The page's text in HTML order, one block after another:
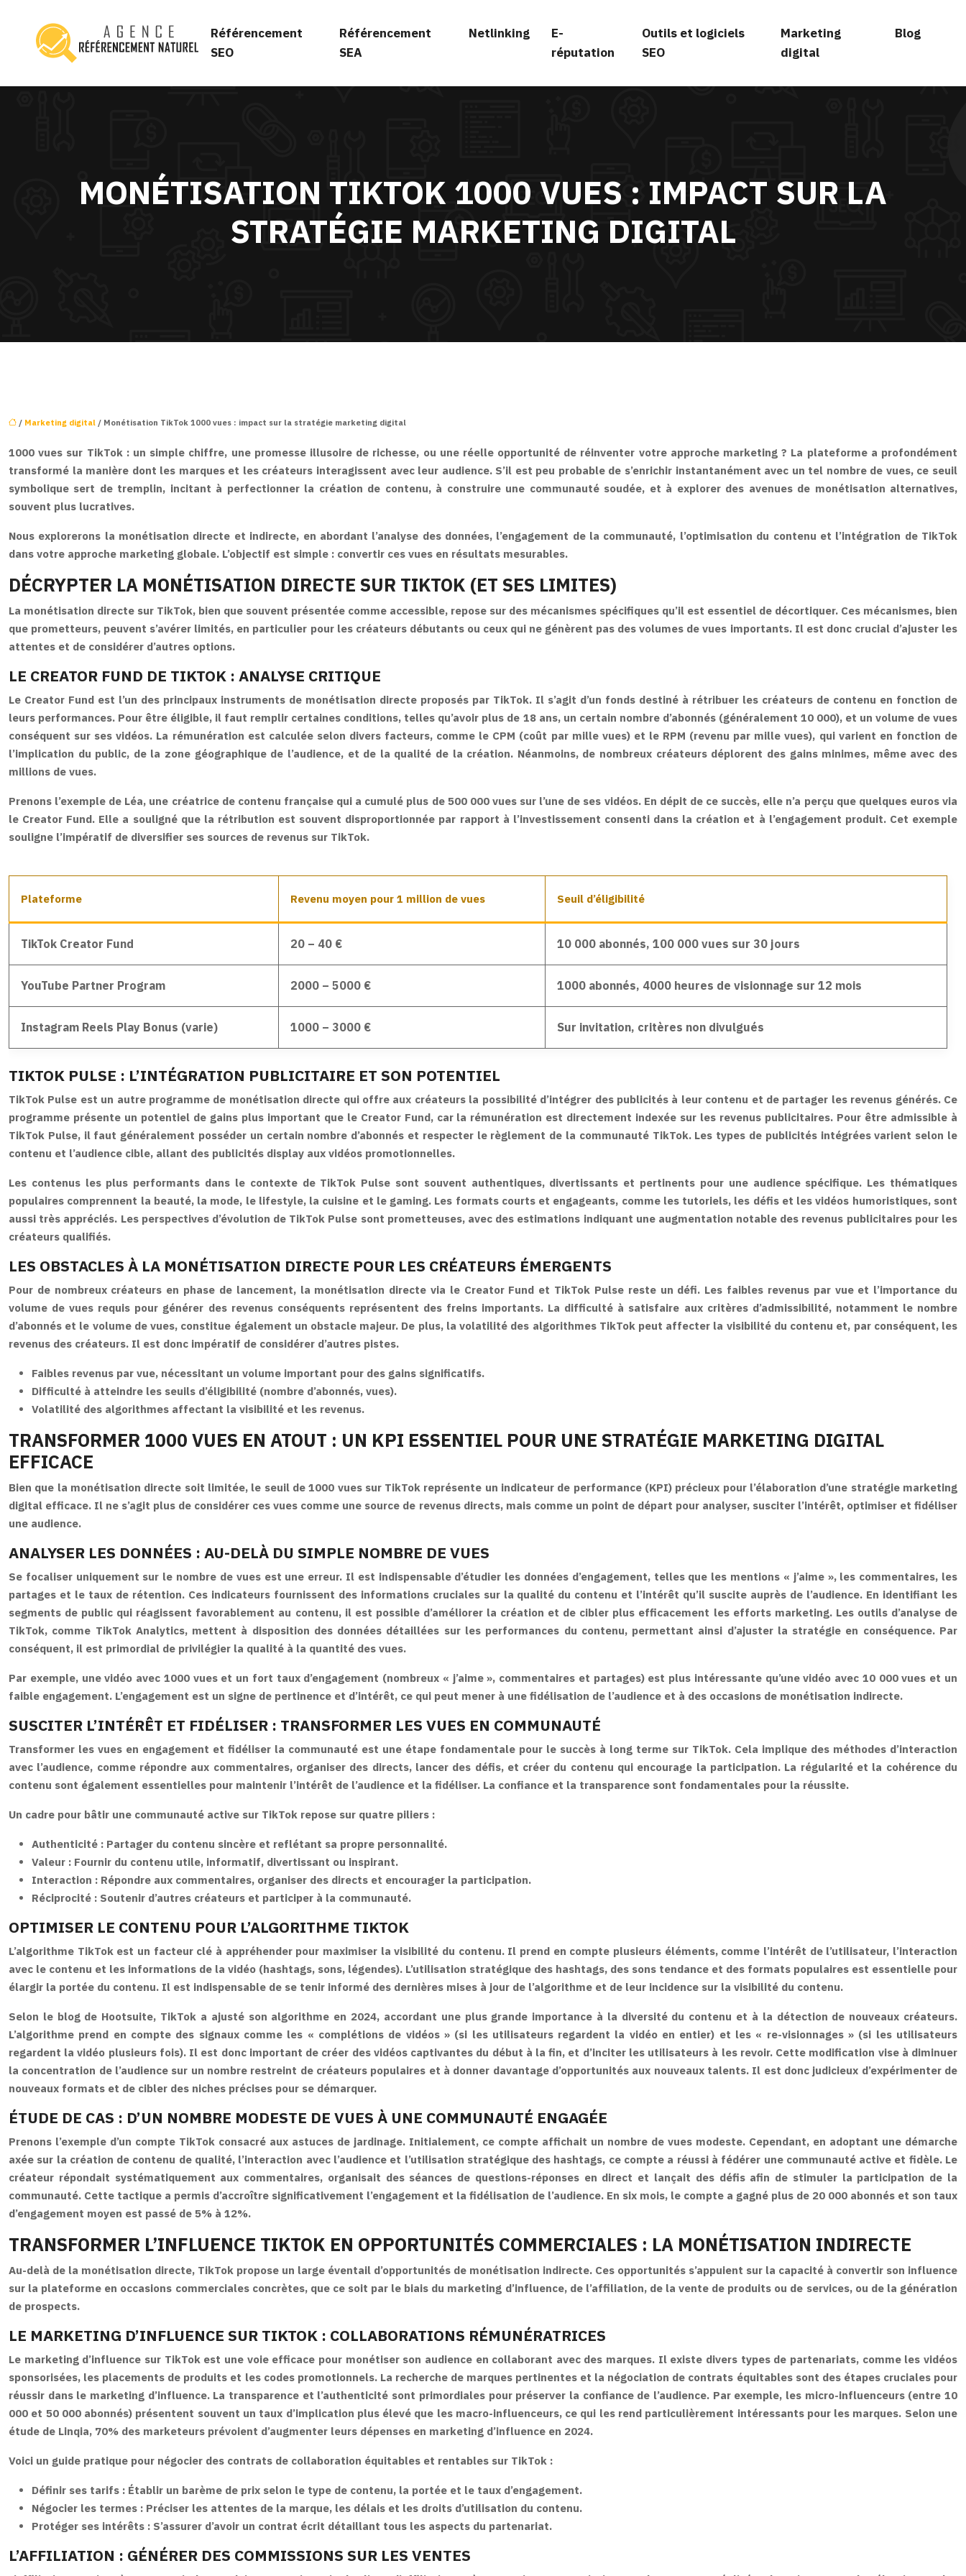
Référencement
SEO
Référencement
SEA
Netlinking
E-
réputation
Outils et logiciels
SEO
Marketing
digital
Blog
MONÉTISATION TIKTOK 1000 VUES : IMPACT SUR LA
STRATÉGIE MARKETING DIGITAL
/ Marketing digital / Monétisation TikTok 1000 vues : impact sur la stratégie marketing digital
1000 vues sur TikTok : un simple chiffre, une promesse illusoire de richesse, ou une réelle opportunité de réinventer votre approche marketing ? La plateforme a profondément
transformé la manière dont les marques et les créateurs interagissent avec leur audience. S’il est peu probable de s’enrichir instantanément avec un tel nombre de vues, ce seuil
symbolique sert de tremplin, incitant à perfectionner la création de contenu, à construire une communauté soudée, et à explorer des avenues de monétisation alternatives,
souvent plus lucratives.
Nous explorerons la monétisation directe et indirecte, en abordant l’analyse des données, l’engagement de la communauté, l’optimisation du contenu et l’intégration de TikTok
dans votre approche marketing globale. L’objectif est simple : convertir ces vues en résultats mesurables.
DÉCRYPTER LA MONÉTISATION DIRECTE SUR TIKTOK (ET SES LIMITES)
La monétisation directe sur TikTok, bien que souvent présentée comme accessible, repose sur des mécanismes spécifiques qu’il est essentiel de décortiquer. Ces mécanismes, bien
que prometteurs, peuvent s’avérer limités, en particulier pour les créateurs débutants ou ceux qui ne génèrent pas des volumes de vues importants. Il est donc crucial d’ajuster les
attentes et de considérer d’autres options.
LE CREATOR FUND DE TIKTOK : ANALYSE CRITIQUE
Le Creator Fund est l’un des principaux instruments de monétisation directe proposés par TikTok. Il s’agit d’un fonds destiné à rétribuer les créateurs de contenu en fonction de
leurs performances. Pour être éligible, il faut remplir certaines conditions, telles qu’avoir plus de 18 ans, un certain nombre d’abonnés (généralement 10 000), et un volume de vues
conséquent sur ses vidéos. La rémunération est calculée selon divers facteurs, comme le CPM (coût par mille vues) et le RPM (revenu par mille vues), qui varient en fonction de
l’implication du public, de la zone géographique de l’audience, et de la qualité de la création. Néanmoins, de nombreux créateurs déplorent des gains minimes, même avec des
millions de vues.
Prenons l’exemple de Léa, une créatrice de contenu française qui a cumulé plus de 500 000 vues sur l’une de ses vidéos. En dépit de ce succès, elle n’a perçu que quelques euros via
le Creator Fund. Elle a souligné que la rétribution est souvent disproportionnée par rapport à l’investissement consenti dans la création et à l’engagement produit. Cet exemple
souligne l’impératif de diversifier ses sources de revenus sur TikTok.
Plateforme Revenu moyen pour 1 million de vues Seuil d’éligibilité
TikTok Creator Fund 20 – 40 € 10 000 abonnés, 100 000 vues sur 30 jours
YouTube Partner Program 2000 – 5000 € 1000 abonnés, 4000 heures de visionnage sur 12 mois
Instagram Reels Play Bonus (varie) 1000 – 3000 € Sur invitation, critères non divulgués
TIKTOK PULSE : L’INTÉGRATION PUBLICITAIRE ET SON POTENTIEL
TikTok Pulse est un autre programme de monétisation directe qui offre aux créateurs la possibilité d’intégrer des publicités à leur contenu et de partager les revenus générés. Ce
programme présente un potentiel de gains plus important que le Creator Fund, car la rémunération est directement indexée sur les revenus publicitaires. Pour être admissible à
TikTok Pulse, il faut généralement posséder un certain nombre d’abonnés et respecter le règlement de la communauté TikTok. Les types de publicités intégrées varient selon le
contenu et l’audience cible, allant des publicités display aux vidéos promotionnelles.
Les contenus les plus performants dans le contexte de TikTok Pulse sont souvent authentiques, divertissants et pertinents pour une audience spécifique. Les thématiques
populaires comprennent la beauté, la mode, le lifestyle, la cuisine et le gaming. Les formats courts et engageants, comme les tutoriels, les défis et les vidéos humoristiques, sont
aussi très appréciés. Les perspectives d’évolution de TikTok Pulse sont prometteuses, avec des estimations indiquant une augmentation notable des revenus publicitaires pour les
créateurs qualifiés.
LES OBSTACLES À LA MONÉTISATION DIRECTE POUR LES CRÉATEURS ÉMERGENTS
Pour de nombreux créateurs en phase de lancement, la monétisation directe via le Creator Fund et TikTok Pulse reste un défi. Les faibles revenus par vue et l’importance du
volume de vues requis pour générer des revenus conséquents représentent des freins importants. La difficulté à satisfaire aux critères d’admissibilité, notamment le nombre
d’abonnés et le volume de vues, constitue également un obstacle majeur. De plus, la volatilité des algorithmes TikTok peut affecter la visibilité du contenu et, par conséquent, les
revenus des créateurs. Il est donc impératif de considérer d’autres pistes.
Faibles revenus par vue, nécessitant un volume important pour des gains significatifs.
Difficulté à atteindre les seuils d’éligibilité (nombre d’abonnés, vues).
Volatilité des algorithmes affectant la visibilité et les revenus.
TRANSFORMER 1000 VUES EN ATOUT : UN KPI ESSENTIEL POUR UNE STRATÉGIE MARKETING DIGITAL
EFFICACE
Bien que la monétisation directe soit limitée, le seuil de 1000 vues sur TikTok représente un indicateur de performance (KPI) précieux pour l’élaboration d’une stratégie marketing
digital efficace. Il ne s’agit plus de considérer ces vues comme une source de revenus directs, mais comme un point de départ pour analyser, susciter l’intérêt, optimiser et fidéliser
une audience.
ANALYSER LES DONNÉES : AU-DELÀ DU SIMPLE NOMBRE DE VUES
Se focaliser uniquement sur le nombre de vues est une erreur. Il est indispensable d’étudier les données d’engagement, telles que les mentions « j’aime », les commentaires, les
partages et le taux de rétention. Ces indicateurs fournissent des informations cruciales sur la qualité du contenu et l’intérêt qu’il suscite auprès de l’audience. En identifiant les
segments de public qui réagissent favorablement au contenu, il est possible d’améliorer la création et de cibler plus efficacement les efforts marketing. Les outils d’analyse de
TikTok, comme TikTok Analytics, mettent à disposition des données détaillées sur les performances du contenu, permettant ainsi d’ajuster la stratégie en conséquence. Par
conséquent, il est primordial de privilégier la qualité à la quantité des vues.
Par exemple, une vidéo avec 1000 vues et un fort taux d’engagement (nombreux « j’aime », commentaires et partages) est plus intéressante qu’une vidéo avec 10 000 vues et un
faible engagement. L’engagement est un signe de pertinence et d’intérêt, ce qui peut mener à une fidélisation de l’audience et à des occasions de monétisation indirecte.
SUSCITER L’INTÉRÊT ET FIDÉLISER : TRANSFORMER LES VUES EN COMMUNAUTÉ
Transformer les vues en engagement et fidéliser la communauté est une étape fondamentale pour le succès à long terme sur TikTok. Cela implique des méthodes d’interaction
avec l’audience, comme répondre aux commentaires, organiser des directs, lancer des défis, et créer du contenu qui encourage la participation. La régularité et la cohérence du
contenu sont également essentielles pour maintenir l’intérêt de l’audience et la fidéliser. La confiance et la transparence sont fondamentales pour la réussite.
Un cadre pour bâtir une communauté active sur TikTok repose sur quatre piliers :
Authenticité : Partager du contenu sincère et reflétant sa propre personnalité.
Valeur : Fournir du contenu utile, informatif, divertissant ou inspirant.
Interaction : Répondre aux commentaires, organiser des directs et encourager la participation.
Réciprocité : Soutenir d’autres créateurs et participer à la communauté.
OPTIMISER LE CONTENU POUR L’ALGORITHME TIKTOK
L’algorithme TikTok est un facteur clé à appréhender pour maximiser la visibilité du contenu. Il prend en compte plusieurs éléments, comme l’intérêt de l’utilisateur, l’interaction
avec le contenu et les informations de la vidéo (hashtags, sons, légendes). L’utilisation stratégique des hashtags, des sons tendance et des formats populaires est essentielle pour
élargir la portée du contenu. Il est indispensable de se tenir informé des dernières mises à jour de l’algorithme et de leur incidence sur la visibilité du contenu.
Selon le blog de Hootsuite, TikTok a ajusté son algorithme en 2024, accordant une plus grande importance à la diversité du contenu et à la détection de nouveaux créateurs.
L’algorithme prend en compte des signaux comme les « complétions de vidéos » (si les utilisateurs regardent la vidéo en entier) et les « re-visionnages » (si les utilisateurs
regardent la vidéo plusieurs fois). Il est donc important de créer des vidéos captivantes du début à la fin, et d’inciter les utilisateurs à les revoir. Cette modification vise à diminuer
la concentration de l’audience sur un nombre restreint de créateurs populaires et à donner davantage d’opportunités aux nouveaux talents. Il est donc judicieux d’expérimenter de
nouveaux formats et de cibler des niches précises pour se démarquer.
ÉTUDE DE CAS : D’UN NOMBRE MODESTE DE VUES À UNE COMMUNAUTÉ ENGAGÉE
Prenons l’exemple d’un compte TikTok consacré aux astuces de jardinage. Initialement, ce compte affichait un nombre de vues modeste. Cependant, en adoptant une démarche
axée sur la création de contenu de qualité, l’interaction avec l’audience et l’utilisation stratégique des hashtags, ce compte a réussi à fédérer une communauté active et fidèle. Le
créateur répondait systématiquement aux commentaires, organisait des séances de questions-réponses en direct et lançait des défis afin de stimuler la participation de la
communauté. Cette tactique a permis d’accroître significativement l’engagement et la fidélisation de l’audience. En six mois, le compte a gagné plus de 20 000 abonnés et son taux
d’engagement moyen est passé de 5% à 12%.
TRANSFORMER L’INFLUENCE TIKTOK EN OPPORTUNITÉS COMMERCIALES : LA MONÉTISATION INDIRECTE
Au-delà de la monétisation directe, TikTok propose un large éventail d’opportunités de monétisation indirecte. Ces opportunités s’appuient sur la capacité à convertir son influence
sur la plateforme en occasions commerciales concrètes, que ce soit par le biais du marketing d’influence, de l’affiliation, de la vente de produits ou de services, ou de la génération
de prospects.
LE MARKETING D’INFLUENCE SUR TIKTOK : COLLABORATIONS RÉMUNÉRATRICES
Le marketing d’influence sur TikTok est une voie efficace pour monétiser son audience en collaborant avec des marques. Il existe divers types de partenariats, comme les vidéos
sponsorisées, les placements de produits et les codes promotionnels. La recherche de marques pertinentes et la négociation de contrats équitables sont des étapes cruciales pour
réussir dans le marketing d’influence. La transparence et l’authenticité sont primordiales pour préserver la confiance de l’audience. Par exemple, les micro-influenceurs (entre 10
000 et 50 000 abonnés) présentent souvent un taux d’implication plus élevé que les macro-influenceurs, ce qui les rend particulièrement intéressants pour les marques. Selon une
étude de Linqia, 70% des marketeurs prévoient d’augmenter leurs dépenses en marketing d’influence en 2024.
Voici un guide pratique pour négocier des contrats de collaboration équitables et rentables sur TikTok :
Définir ses tarifs : Établir un barème de prix selon le type de contenu, la portée et le taux d’engagement.
Négocier les termes : Préciser les attentes de la marque, les délais et les droits d’utilisation du contenu.
Protéger ses intérêts : S’assurer d’avoir un contrat écrit détaillant tous les aspects du partenariat.
L’AFFILIATION : GÉNÉRER DES COMMISSIONS SUR LES VENTES